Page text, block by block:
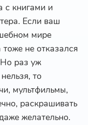
с книгами и
Если ваш
мире
не отказался
раз уж
то
мультфильмы,
раскрашивать
желательно.